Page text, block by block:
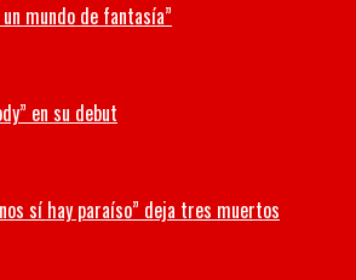
mundo de fantasía”
en su debut
sí hay paraíso” deja tres muertos